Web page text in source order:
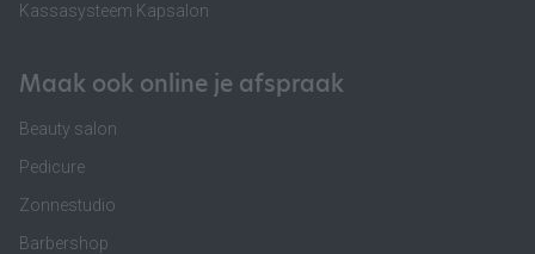
Kassasysteem Kapsalon
Maak ook online je afspraak
Beauty salon
Pedicure
Zonnestudio
Barbershop